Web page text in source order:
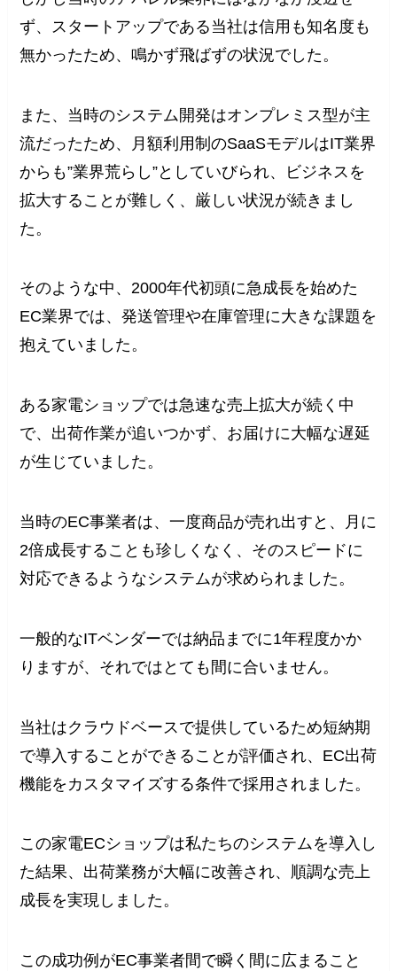
ず、スタートアップである当社は信用も知名度も
無かったため、鳴かず飛ばずの状況でした。
また、当時のシステム開発はオンプレミス型が主
流だったため、月額利用制のSaaSモデルはIT業界
からも”業界荒らし”としていびられ、ビジネスを
拡大することが難しく、厳しい状況が続きまし
た。
そのような中、2000年代初頭に急成長を始めた
EC業界では、発送管理や在庫管理に大きな課題を
抱えていました。
ある家電ショップでは急速な売上拡大が続く中
で、出荷作業が追いつかず、お届けに大幅な遅延
が生じていました。
当時のEC事業者は、一度商品が売れ出すと、月に
2倍成長することも珍しくなく、そのスピードに
対応できるようなシステムが求められました。
一般的なITベンダーでは納品までに1年程度かか
りますが、それではとても間に合いません。
当社はクラウドベースで提供しているため短納期
で導入することができることが評価され、EC出荷
機能をカスタマイズする条件で採用されました。
この家電ECショップは私たちのシステムを導入し
た結果、出荷業務が大幅に改善され、順調な売上
成長を実現しました。
この成功例がEC事業者間で瞬く間に広まること